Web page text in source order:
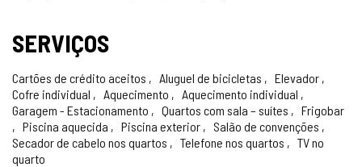
SERVIÇOS
Cartões de crédito aceitos Aluguel de bicicletas
Elevador
Cofre individual
Aquecimento
Aquecimento individual
Garagem - Estacionamento
Quartos com sala – suítes
Frigobar
Piscina aquecida
Piscina exterior
Salão de convenções
Secador de cabelo nos quartos
Telefone nos quartos
TV no
quarto